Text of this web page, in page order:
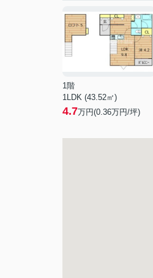
1階
1LDK (43.52㎡)
4.7万円(0.36万円/坪)